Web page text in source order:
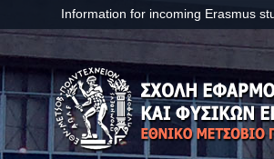
Information for incoming Erasmus